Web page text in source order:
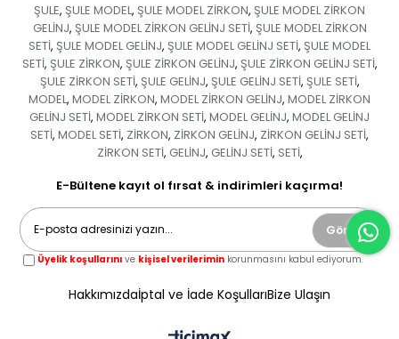
ŞULE, ŞULE MODEL, ŞULE MODEL ZİRKON, ŞULE MODEL ZİRKON
GELİNJ, ŞULE MODEL ZİRKON GELİNJ SETİ, ŞULE MODEL ZİRKON
SETİ, ŞULE MODEL GELİNJ, ŞULE MODEL GELİNJ SETİ, ŞULE MODEL
SETİ, ŞULE ZİRKON, ŞULE ZİRKON GELİNJ, ŞULE ZİRKON GELİNJ SETİ,
ŞULE ZİRKON SETİ, ŞULE GELİNJ, ŞULE GELİNJ SETİ, ŞULE SETİ,
MODEL, MODEL ZİRKON, MODEL ZİRKON GELİNJ, MODEL ZİRKON
GELİNJ SETİ, MODEL ZİRKON SETİ, MODEL GELİNJ, MODEL GELİNJ
SETİ, MODEL SETİ, ZİRKON, ZİRKON GELİNJ, ZİRKON GELİNJ SETİ,
ZİRKON SETİ, GELİNJ, GELİNJ SETİ, SETİ,
E-Bültene kayıt ol fırsat & indirimleri kaçırma!
Gönder
Üyelik koşullarını ve kişisel verilerimin korunmasını kabul ediyorum.
Hakkımızdaİptal ve İade KoşullarıBize Ulaşın